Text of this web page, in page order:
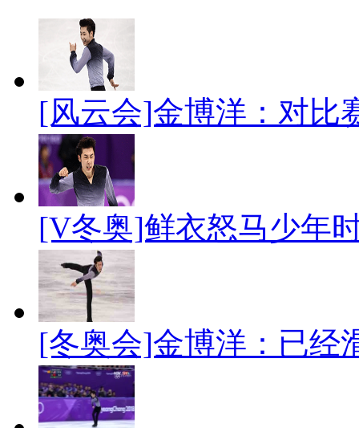
[风云会]金博洋：对比
[V冬奥]鲜衣怒马少年
[冬奥会]金博洋：已经